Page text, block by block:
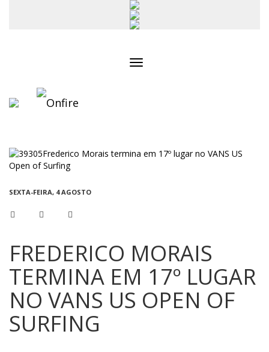
SEXTA-FEIRA, 4 AGOSTO
FREDERICO MORAIS
TERMINA EM 17º LUGAR
NO VANS US OPEN OF
SURFING